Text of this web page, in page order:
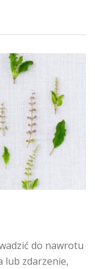
do nawrotu
lub zdarzenie,